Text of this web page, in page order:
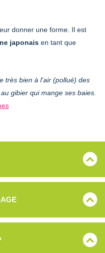
donner une forme. Il est
japonais en tant que
très bien à l'air (pollué) des
gibier qui mange ses baies.